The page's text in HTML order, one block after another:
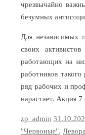
чрезвычайно
безумных
Для независимых
своих
работающих на
работников
ряд рабочих и
нарастает. Акция 7
zp_admin
"Червоные",